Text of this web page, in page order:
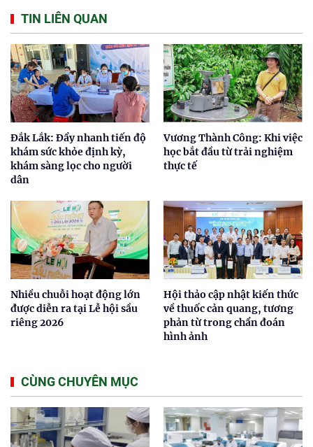
TIN LIÊN QUAN
Đắk Lắk: Đẩy nhanh tiến độ
khám sức khỏe định kỳ,
khám sàng lọc cho người
dân
Vương Thành Công: Khi việc
học bắt đầu từ trải nghiệm
thực tế
Nhiều chuỗi hoạt động lớn
được diễn ra tại Lễ hội sầu
riêng 2026
Hội thảo cập nhật kiến thức
về thuốc cản quang, tương
phản từ trong chẩn đoán
hình ảnh
CÙNG CHUYÊN MỤC